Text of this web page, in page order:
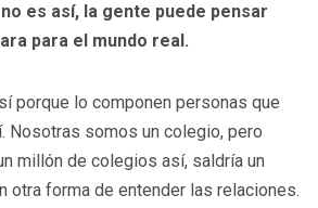
es así, la gente puede pensar
para el mundo real.
porque lo componen personas que
Nosotras somos un colegio, pero
millón de colegios así, saldría un
otra forma de entender las relaciones.